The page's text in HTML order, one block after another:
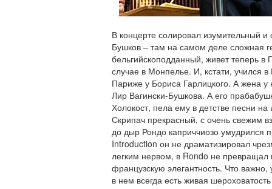
В концерте солировал изумительный
Бушков – там на самом деле сложная
бельгийскоподданный, живет теперь
случае в Монпелье. И, кстати, учился
Париже у Бориса Гарлицкого. А жена у
Лир Вагински-Бушкова. А его
Холокост, пела ему в детстве песни
Скрипач прекрасный, с очень свежим
до дыр Рондо каприччиозо умудрился
Introduction он не драматизировал
легким нервом, в Rondo не превращал
французскую элегантность. Что
в нем всегда есть живая